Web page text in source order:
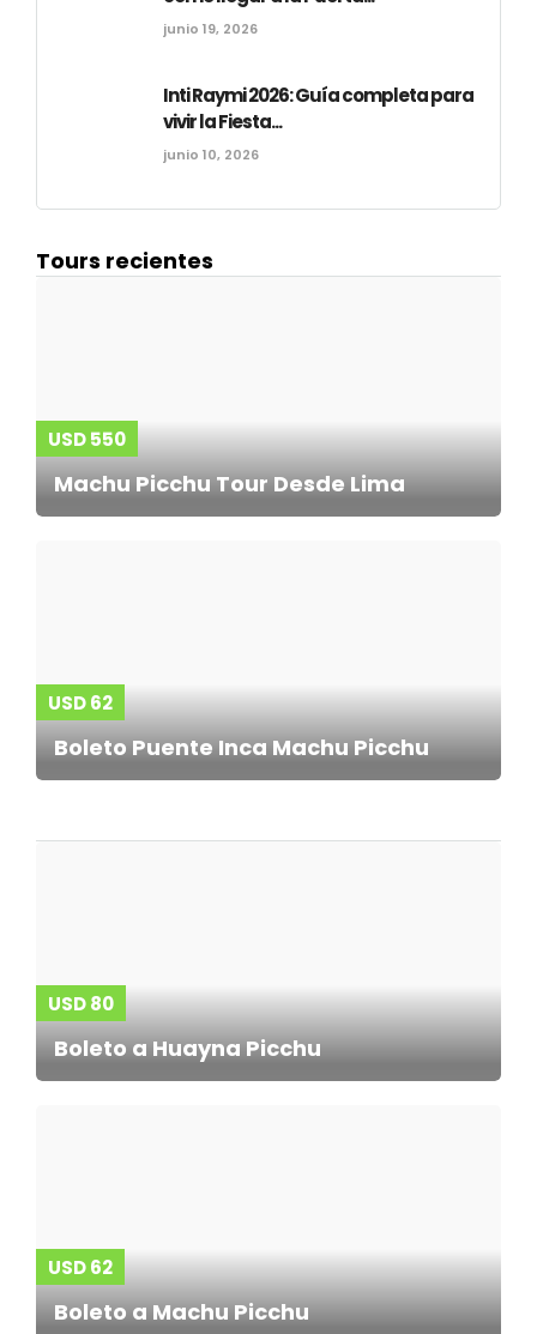
junio 19, 2026
Inti Raymi 2026: Guía completa para
vivir la Fiesta...
junio 10, 2026
Tours recientes
USD 550
Machu Picchu Tour Desde Lima
USD 62
Boleto Puente Inca Machu Picchu
USD 80
Boleto a Huayna Picchu
USD 62
Boleto a Machu Picchu